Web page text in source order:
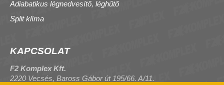
Adiabatikus légnedvesítő, léghűtő
Split klíma
KAPCSOLAT
F2 Komplex Kft.
2220 Vecsés, Baross Gábor út 195/66. A/11.